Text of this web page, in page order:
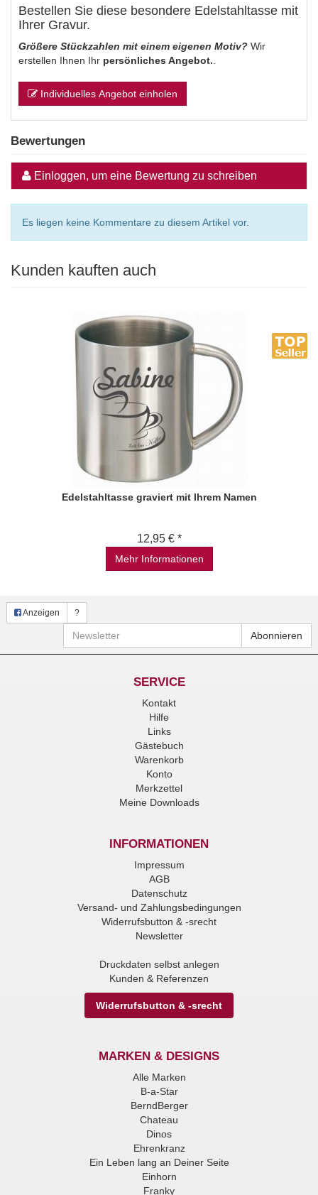
Bestellen Sie diese besondere Edelstahltasse mit
Ihrer Gravur.
Größere Stückzahlen mit einem eigenen Motiv? Wir
erstellen Ihnen Ihr persönliches Angebot.
Individuelles Angebot einholen
Bewertungen
Einloggen, um eine Bewertung zu schreiben
Es liegen keine Kommentare zu diesem Artikel vor.
Kunden kauften auch
Edelstahltasse graviert mit Ihrem Namen
12,95 € *
Mehr Informationen
Anzeigen ?
Newsletter Abonnieren
SERVICE
Kontakt
Hilfe
Links
Gästebuch
Warenkorb
Konto
Merkzettel
Meine Downloads
INFORMATIONEN
Impressum
AGB
Datenschutz
Versand- und Zahlungsbedingungen
Widerrufsbutton & -srecht
Newsletter
Druckdaten selbst anlegen
Kunden & Referenzen
Widerrufsbutton & -srecht
MARKEN & DESIGNS
Alle Marken
B-a-Star
BerndBerger
Chateau
Dinos
Ehrenkranz
Ein Leben lang an Deiner Seite
Einhorn
Franky